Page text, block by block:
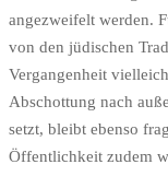
angezweifelt werden.
von den jüdischen
Vergangenheit
Abschottung nach
setzt, bleibt ebenso
Öffentlichkeit zudem